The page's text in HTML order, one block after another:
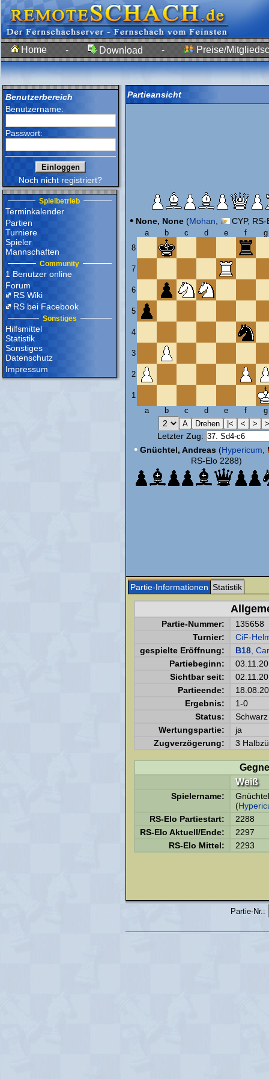
Home - Download - Preise/
Benutzerbereich
Benutzername:
Passwort:
Noch nicht registriert?
Spielbetrieb
Terminkalender
Partien
Turniere
Spieler
Mannschaften
Community
1 Benutzer online
Forum
RS Wiki
RS bei Facebook
Sonstiges
Hilfsmittel
Statistik
Sonstiges
Datenschutz
Impressum
Partieansicht
• None, None (Mohan CYP,
a b c d e f
g
8
7
6
5
4
3
2
1
a
b c d e f g
Letzter Zug:
• Gnüchtel, Andreas (Hypericum
RS-Elo 2288)
Partie-Informationen Statistik
Partie-Nummer:
135658
Turnier:
CiF-
gespielte Eröffnung:
B18 ,
Partiebeginn:
Sichtbar seit:
Partieende:
Ergebnis:
1-0
Status:
Wertungspartie:
ja
Zugverzögerung:
3
Weiß
Spielername:
(
RS-Elo Partiestart:
2288
RS-Elo Aktuell/Ende:
2297
RS-Elo Mittel:
2293
Partie-Nr.: